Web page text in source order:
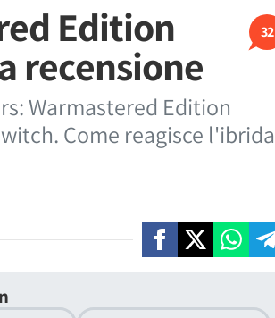
32
Edition
recensione
Warmastered Edition
Come reagisce l'ibrida